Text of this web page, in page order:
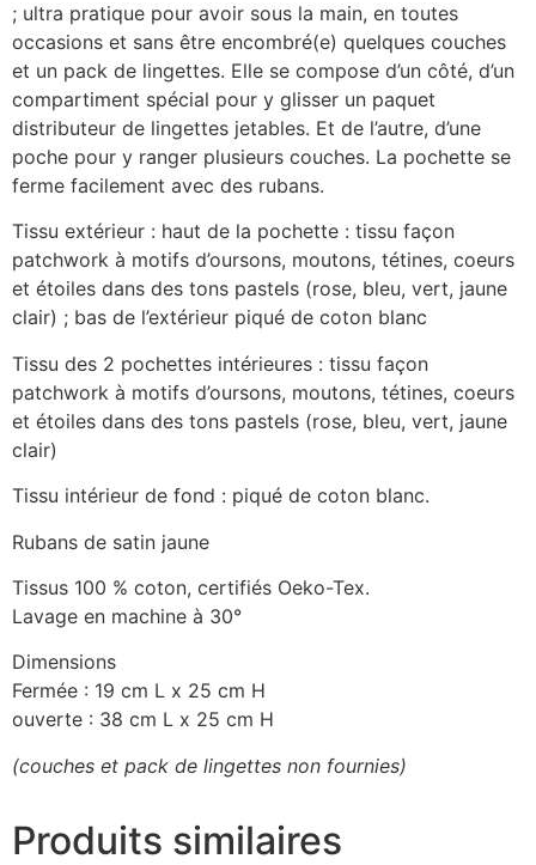
; ultra pratique pour avoir sous la main, en toutes
occasions et sans être encombré(e) quelques couches
et un pack de lingettes. Elle se compose d’un côté, d’un
compartiment spécial pour y glisser un paquet
distributeur de lingettes jetables. Et de l’autre, d’une
poche pour y ranger plusieurs couches. La pochette se
ferme facilement avec des rubans.
Tissu extérieur : haut de la pochette : tissu façon
patchwork à motifs d’oursons, moutons, tétines, coeurs
et étoiles dans des tons pastels (rose, bleu, vert, jaune
clair) ; bas de l’extérieur piqué de coton blanc
Tissu des 2 pochettes intérieures : tissu façon
patchwork à motifs d’oursons, moutons, tétines, coeurs
et étoiles dans des tons pastels (rose, bleu, vert, jaune
clair)
Tissu intérieur de fond : piqué de coton blanc.
Rubans de satin jaune
Tissus 100 % coton, certifiés Oeko-Tex.
Lavage en machine à 30°
Dimensions
Fermée : 19 cm L x 25 cm H
ouverte : 38 cm L x 25 cm H
(couches et pack de lingettes non fournies)
Produits similaires